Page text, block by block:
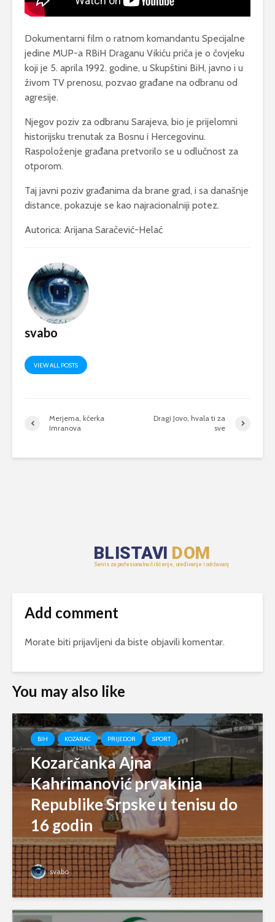
Dokumentarni film o ratnom komandantu Specijalne
jedine MUP-a RBiH Draganu Vikiću priča je o čovjeku
koji je 5. aprila 1992. godine, u Skupštini BiH, javno i u
živom TV prenosu, pozvao građane na odbranu od
agresije.
Njegov poziv za odbranu Sarajeva, bio je prijelomni
historijsku trenutak za Bosnu i Hercegovinu.
Raspoloženje građana pretvorilo se u odlučnost za
otporom.
Taj javni poziv građanima da brane grad, i sa današnje
distance, pokazuje se kao najracionalniji potez.
Autorica: Arijana Saračević-Helać
svabo
VIEW ALL POSTS
Merjema, kćerka
Imranova
Dragi Jovo, hvala ti za
sve
Add comment
Morate biti prijavljeni da biste objavili komentar.
You may also like
BIH KOZARAC PRIJEDOR SPORT
Kozarčanka Ajna
Kahrimanović prvakinja
Republike Srpske u tenisu do
16 godin
svabo